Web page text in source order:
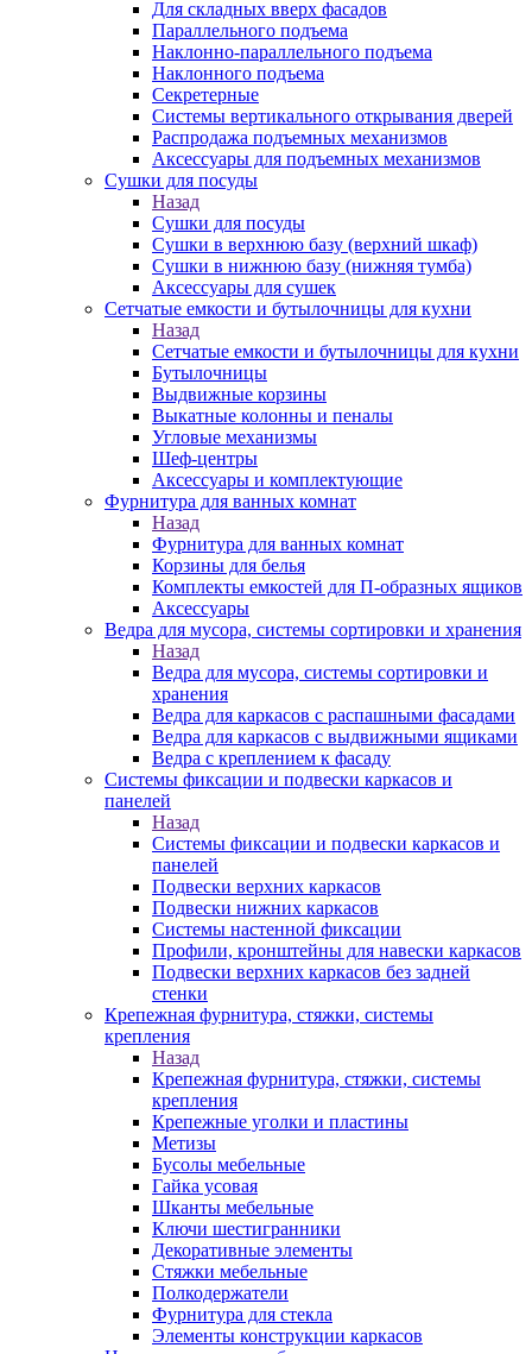
Для складных вверх фасадов
Параллельного подъема
Наклонно-параллельного подъема
Наклонного подъема
Секретерные
Системы вертикального открывания дверей
Распродажа подъемных механизмов
Аксессуары для подъемных механизмов
Сушки для посуды
Назад
Сушки для посуды
Сушки в верхнюю базу (верхний шкаф)
Сушки в нижнюю базу (нижняя тумба)
Аксессуары для сушек
Сетчатые емкости и бутылочницы для кухни
Назад
Сетчатые емкости и бутылочницы для кухни
Бутылочницы
Выдвижные корзины
Выкатные колонны и пеналы
Угловые механизмы
Шеф-центры
Аксессуары и комплектующие
Фурнитура для ванных комнат
Назад
Фурнитура для ванных комнат
Корзины для белья
Комплекты емкостей для П-образных ящиков
Аксессуары
Ведра для мусора, системы сортировки и хранения
Назад
Ведра для мусора, системы сортировки и
хранения
Ведра для каркасов с распашными фасадами
Ведра для каркасов с выдвижными ящиками
Ведра с креплением к фасаду
Системы фиксации и подвески каркасов и
панелей
Назад
Системы фиксации и подвески каркасов и
панелей
Подвески верхних каркасов
Подвески нижних каркасов
Системы настенной фиксации
Профили, кронштейны для навески каркасов
Подвески верхних каркасов без задней
стенки
Крепежная фурнитура, стяжки, системы
крепления
Назад
Крепежная фурнитура, стяжки, системы
крепления
Крепежные уголки и пластины
Метизы
Бусолы мебельные
Гайка усовая
Шканты мебельные
Ключи шестигранники
Декоративные элементы
Стяжки мебельные
Полкодержатели
Фурнитура для стекла
Элементы конструкции каркасов